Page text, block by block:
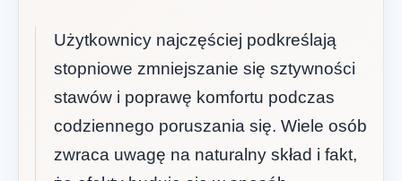
Użytkownicy najczęściej podkreślają
stopniowe zmniejszanie się sztywności
stawów i poprawę komfortu podczas
codziennego poruszania się. Wiele osób
zwraca uwagę na naturalny skład i fakt,